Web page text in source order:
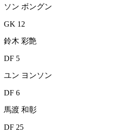
ソン ボングン
GK 12
鈴木 彩艶
DF 5
ユン ヨンソン
DF 6
馬渡 和彰
DF 25